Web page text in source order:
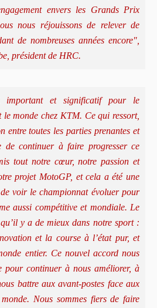
envers les Grands Prix
nous réjouissons de relever de
de nombreuses années encore",
président de HRC.
important et significatif pour le
monde chez KTM. Ce qui ressort,
entre toutes les parties prenantes et
de continuer à faire progresser ce
tout notre cœur, notre passion et
projet MotoGP, et cela a été une
voir le championnat évoluer pour
aussi compétitive et mondiale. Le
y a de mieux dans notre sport :
et la course à l’état pur, et
entier. Ce nouvel accord nous
pour continuer à nous améliorer, à
battre aux avant-postes face aux
Nous sommes fiers de faire